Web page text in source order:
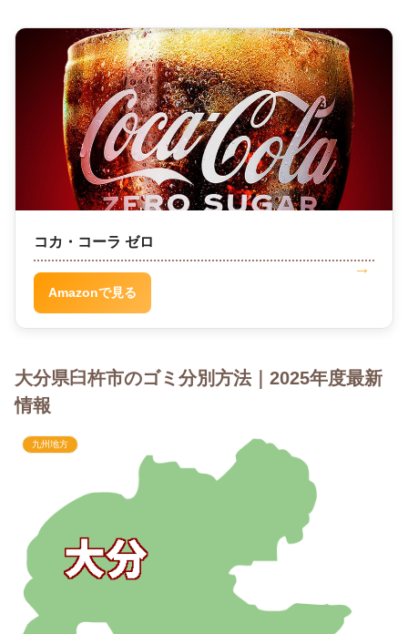
コカ・コーラ ゼロ
Amazonで見る
大分県臼杵市のゴミ分別方法｜2025年度最新
情報
九州地方